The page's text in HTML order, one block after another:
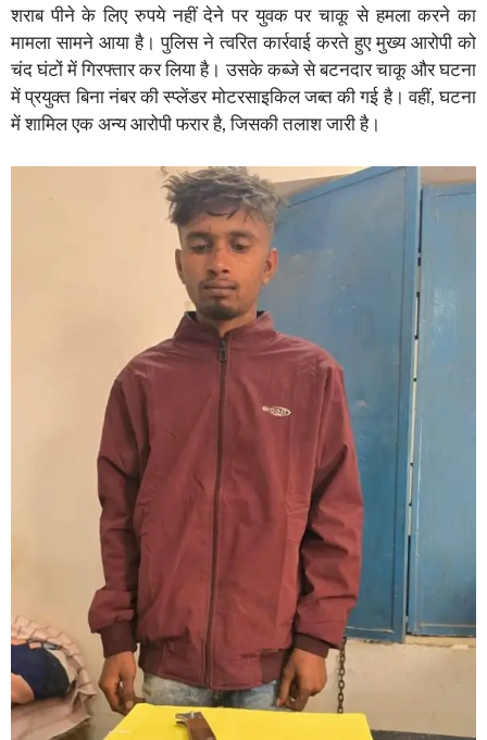
शराब पीने के लिए रुपये नहीं देने पर युवक पर चाकू से हमला करने का
मामला सामने आया है। पुलिस ने त्वरित कार्रवाई करते हुए मुख्य आरोपी को
चंद घंटों में गिरफ्तार कर लिया है। उसके कब्जे से बटनदार चाकू और घटना
में प्रयुक्त बिना नंबर की स्प्लेंडर मोटरसाइकिल जब्त की गई है। वहीं, घटना
में शामिल एक अन्य आरोपी फरार है, जिसकी तलाश जारी है।